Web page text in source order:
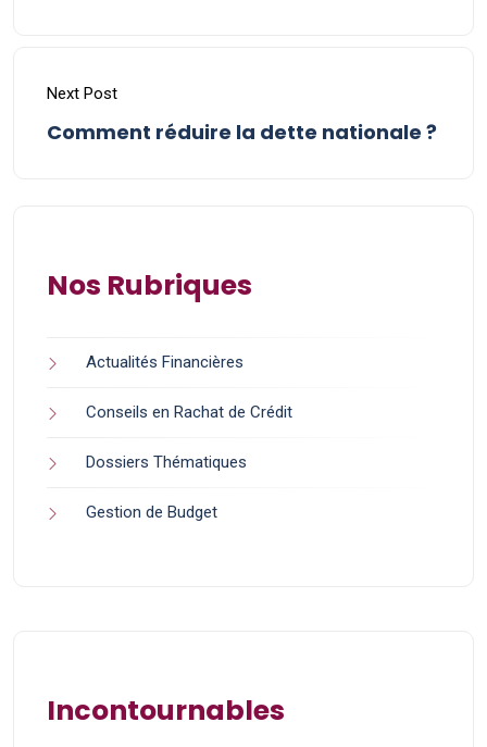
Next Post
Comment réduire la dette nationale ?
Nos Rubriques
Actualités Financières
Conseils en Rachat de Crédit
Dossiers Thématiques
Gestion de Budget
Incontournables